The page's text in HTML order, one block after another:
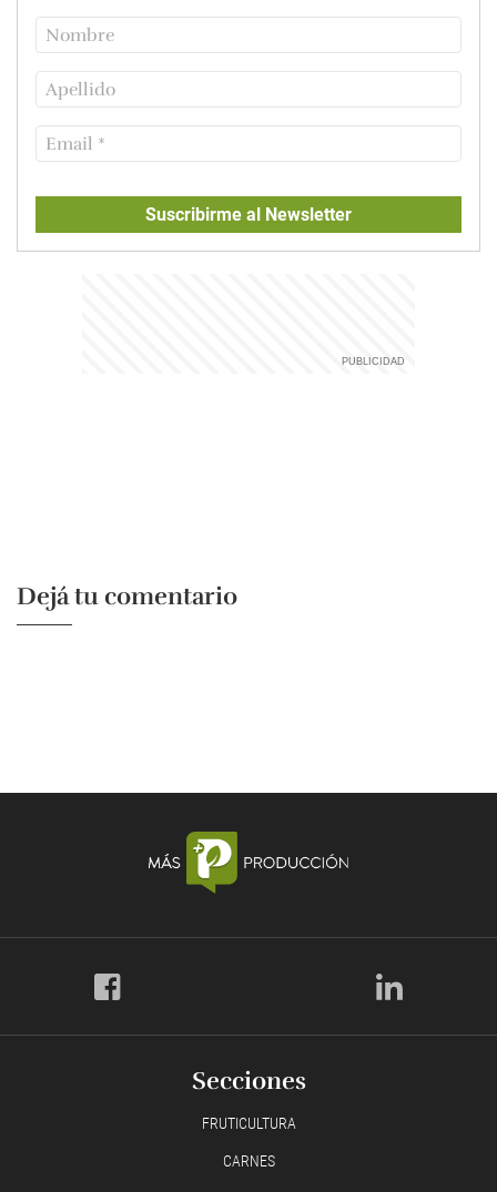
Suscribirme al Newsletter
Dejá tu comentario
Secciones
FRUTICULTURA
CARNES